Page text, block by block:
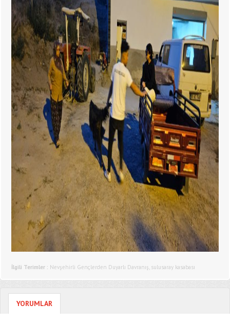
İlgili Terimler : Nevşehirli Gençlerden Duyarlı Davranış, sulusaray kasabası
YORUMLAR